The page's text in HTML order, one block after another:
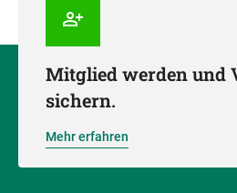
Mitglied werden und
sichern.
Mehr erfahren